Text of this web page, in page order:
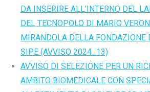
DA INSERIRE ALL’INTERNO DEL
DEL TECNOPOLO DI MARIO
MIRANDOLA DELLA FONDAZIONE
SIPE (AVVISO 2024_13)
AVVISO DI SELEZIONE PER UN
AMBITO BIOMEDICALE CON